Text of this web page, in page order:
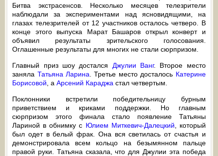
Битва экстрасенсов. Несколько месяцев телезрители
наблюдали за экспериментами над ясновидящими, на
глазах телезрителей от 12 участников осталось четверо. В
конце этого выпуска Марат Башаров открыл конверт и
объявил результаты зрительского голосования.
Оглашенные результаты для многих не стали сюрпризом.
Главный приз шоу достался Джулии Ванг. Второе место
заняла Татьяна Ларина . Третье место досталось Катерине
Борисовой , аАрсений Караджа стал четвертым.
Поклонники встретили победительницу бурным
приветствием и криками поддержки. Но главным
сюрпризом этого финала стало появление Татьяны
Лариной в обнимку с Юлием Миткевич-Далецкий , который
был одет в белый фрак. Она вся светилась от счастья и
демонстрировала всем кольцо на безымянном пальце
правой руки. Татьяна сказала, что для Джулии эта победа